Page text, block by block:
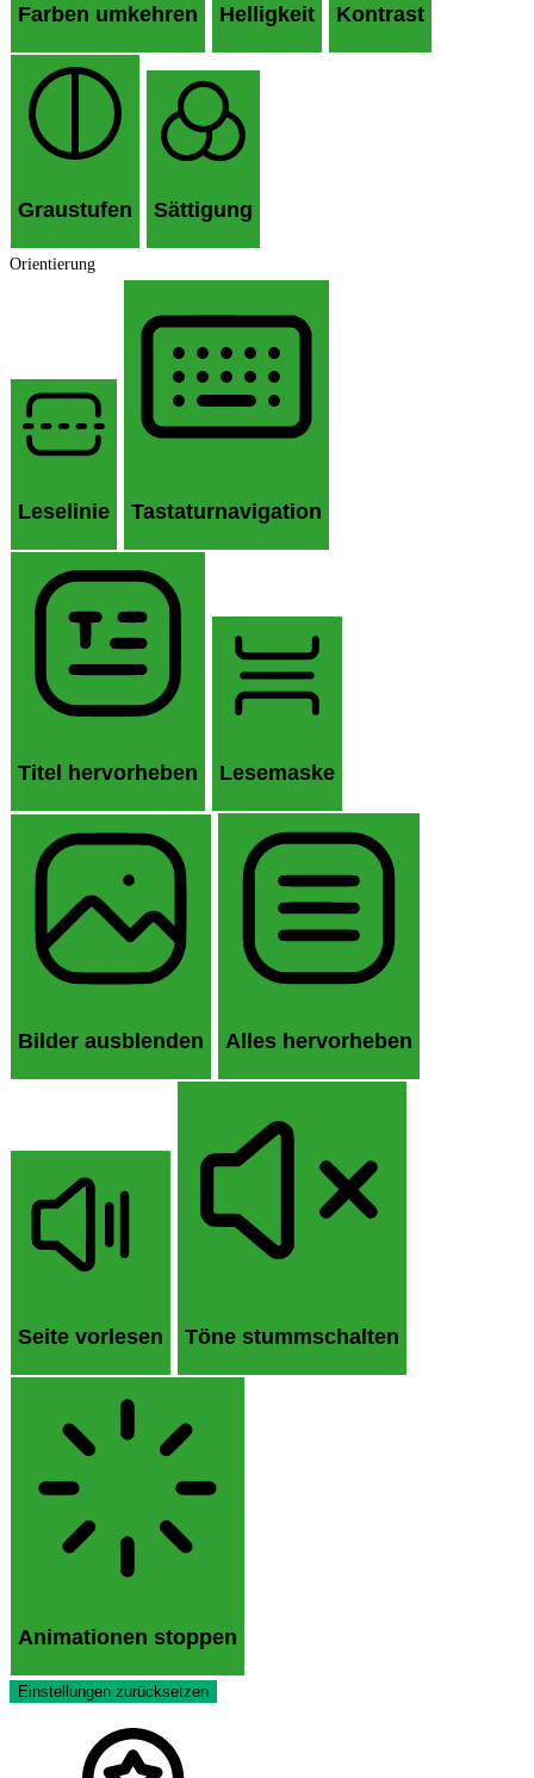
Farben umkehren Helligkeit Kontrast
Graustufen Sättigung
Orientierung
Leselinie Tastaturnavigation
Titel hervorheben Lesemaske
Bilder ausblenden Alles hervorheben
Seite vorlesen Töne stummschalten
Animationen stoppen
Einstellungen zurücksetzen